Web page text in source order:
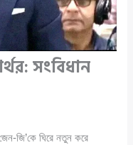
সংবিধান
জি’কে ঘিরে নতুন করে